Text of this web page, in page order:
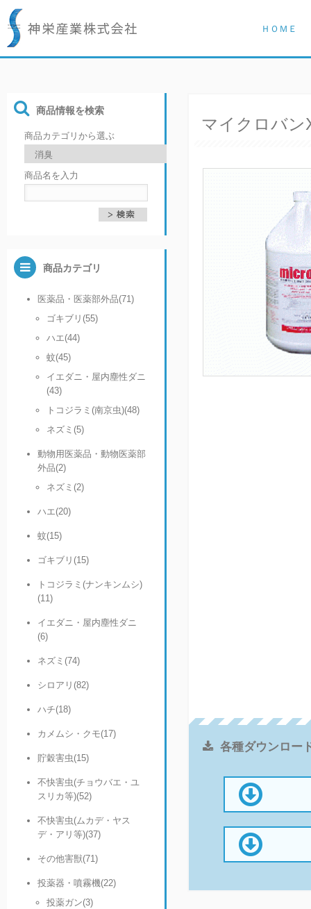
ＨＯＭＥ
商品情報を検索
商品カテゴリから選ぶ
商品名を入力
商品カテゴリ
医薬品・医薬部外品(71)
ゴキブリ(55)
ハエ(44)
蚊(45)
イエダニ・屋内塵性ダニ
(43)
トコジラミ(南京虫)(48)
ネズミ(5)
動物用医薬品・動物医薬部
外品(2)
ネズミ(2)
ハエ(20)
蚊(15)
ゴキブリ(15)
トコジラミ(ナンキンムシ)
(11)
イエダニ・屋内塵性ダニ
(6)
ネズミ(74)
シロアリ(82)
ハチ(18)
カメムシ・クモ(17)
貯穀害虫(15)
不快害虫(チョウバエ・ユ
スリカ等)(52)
不快害虫(ムカデ・ヤス
デ・アリ等)(37)
その他害獣(71)
投薬器・噴霧機(22)
投薬ガン(3)
マイクロバン
各種ダウンロー